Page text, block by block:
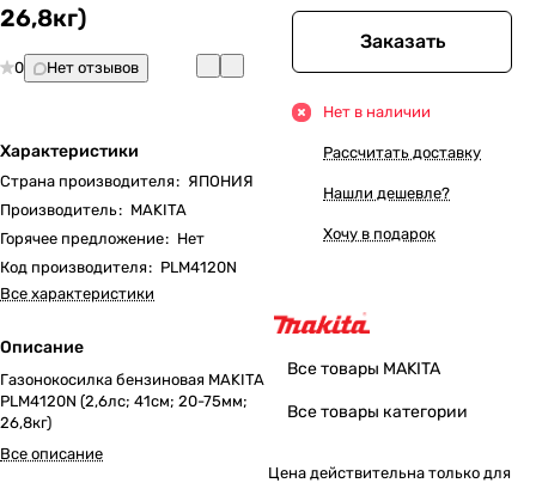
26,8кг)
0 Нет отзывов
Характеристики
Страна производителя: ЯПОНИЯ
Производитель: MAKITA
Горячее предложение: Нет
Код производителя: PLM4120N
Все характеристики
Описание
Газонокосилка бензиновая MAKITA
PLM4120N (2,6лс; 41cм; 20-75мм;
26,8кг)
Все описание
Заказать
Нет в наличии
Рассчитать доставку
Нашли дешевле?
Хочу в подарок
Все товары MAKITA
Все товары категории
Цена действительна только для